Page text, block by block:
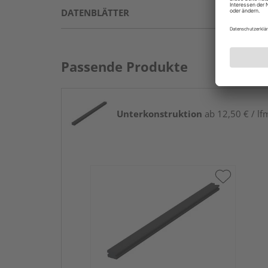
DATENBLÄTTER
Passende Produkte
Unterkonstruktion ab 12,50 € /